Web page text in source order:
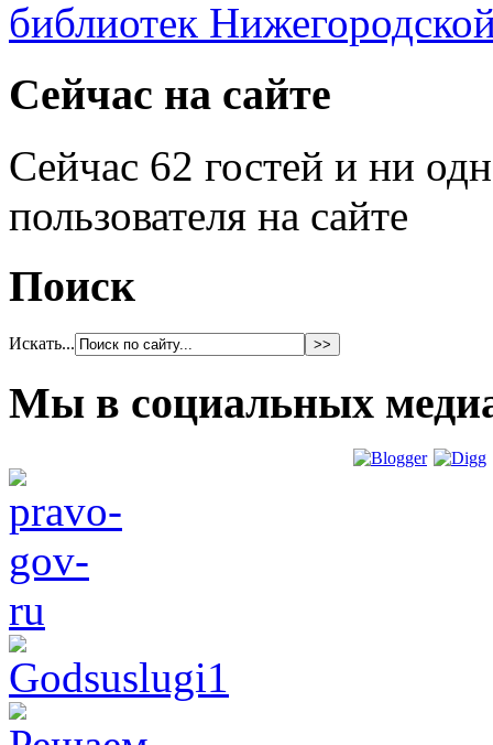
Сейчас на сайте
Сейчас 62 гостей и ни
пользователя на сайте
Поиск
Искать...
Мы в социальных